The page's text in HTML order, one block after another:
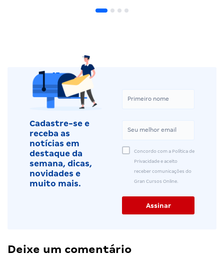
Cadastre-se e
receba as
notícias em
destaque da
semana, dicas,
novidades e
muito mais.
Concordo com a Política de
Privacidade e aceito
receber comunicações do
Gran Cursos Online.
Deixe um comentário